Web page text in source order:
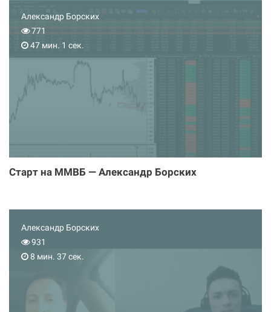
Александр Борских
771
47 мин. 1 сек.
Старт на ММВБ — Александр Борских
Александр Борских
931
8 мин. 37 сек.